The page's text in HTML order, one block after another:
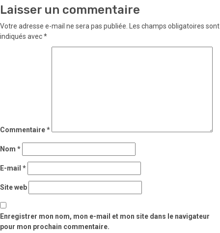
Laisser un commentaire
Votre adresse e-mail ne sera pas publiée.
Les champs obligatoires sont
indiqués avec*
Commentaire*
Nom *
E-mail *
Site web
Enregistrer mon nom, mon e-mail et mon site dans le navigateur
pour mon prochain commentaire.